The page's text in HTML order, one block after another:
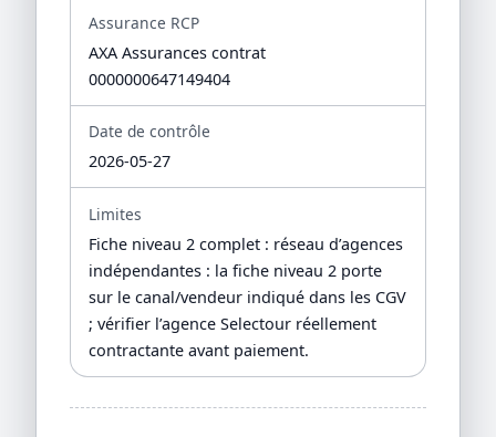
Assurance RCP
AXA Assurances contrat
0000000647149404
Date de contrôle
2026-05-27
Limites
Fiche niveau 2 complet : réseau d’agences
indépendantes : la fiche niveau 2 porte
sur le canal/vendeur indiqué dans les CGV
; vérifier l’agence Selectour réellement
contractante avant paiement.